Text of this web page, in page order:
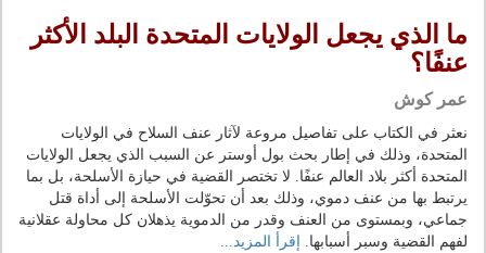
ما الذي يجعل الولايات المتحدة البلد الأكثر
عنفًا؟
عمر كوش
نعثر في الكتاب على تفاصيل مروعة لآثار عنف السلاح في الولايات
المتحدة، وذلك في إطار بحث بول أوستر عن السبب الذي يجعل الولايات
المتحدة أكثر بلاد العالم عنفًا. لا تختصر القضية في حيازة الأسلحة، بل بما
يرتبط بها من عنف دموي، وذلك بعد أن تحوّلت الأسلحة إلى أداة قتل
جماعي، وبمستوى من العنف وقدر من الدموية يذهلان كل محاولة عقلانية
لفهم القضية وسبر أسبابها.
إقرأ المزيد...